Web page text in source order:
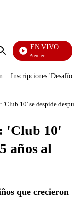
Enviar
EN VIVO
Noches De Premier
Inscripciones 'Desafío'
'Club 10' se despide
'Club 10'
años al
que crecieron